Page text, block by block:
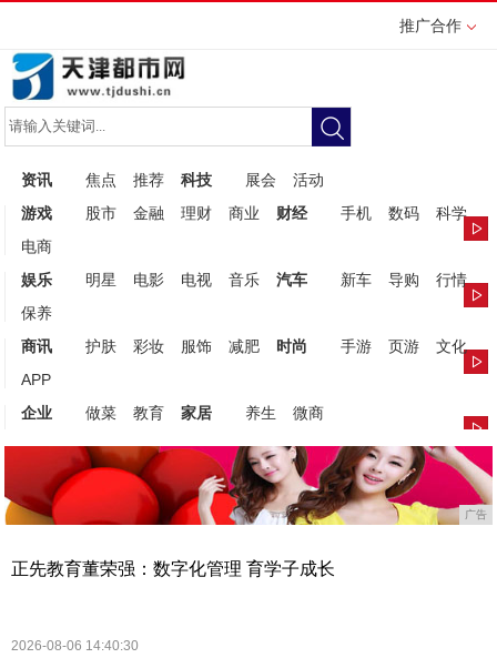
推广合作
资讯 焦点 推荐 科技 展会
活动
游戏
股市 金融 理财 商业 财经 手机 数码
科学
电商
娱乐
明星 电影 电视 音乐 汽车 新车 导购
行情
保养
商讯
护肤 彩妆 服饰 减肥 时尚 手游 页游
文化
APP
企业
做菜 教育 家居 养生 微商
广告
正先教育董荣强：数字化管理 育学子成长
2026-08-06 14:40:30